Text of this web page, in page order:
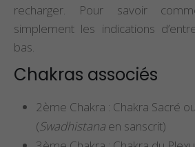
recharger. Pour savoir
simplement les indications
bas.
Chakras associés
2ème Chakra : Chakra Sacré
(Swadhistana en sanscrit)